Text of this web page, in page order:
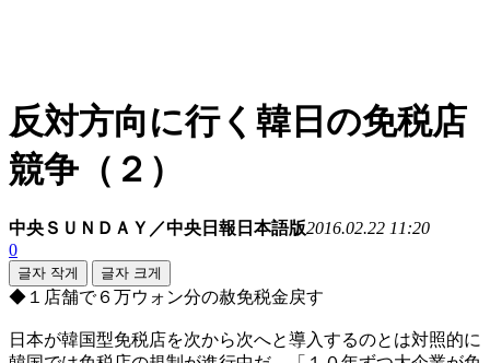
反対方向に行く韓日の免税店
競争（２）
中央ＳＵＮＤＡＹ／中央日報日本語版2016.02.22 11:20
0
글자 작게 글자 크게
◆１店舗で６万ウォン分の赦免税金戻す
日本が韓国型免税店を次から次へと導入するのとは対照的に